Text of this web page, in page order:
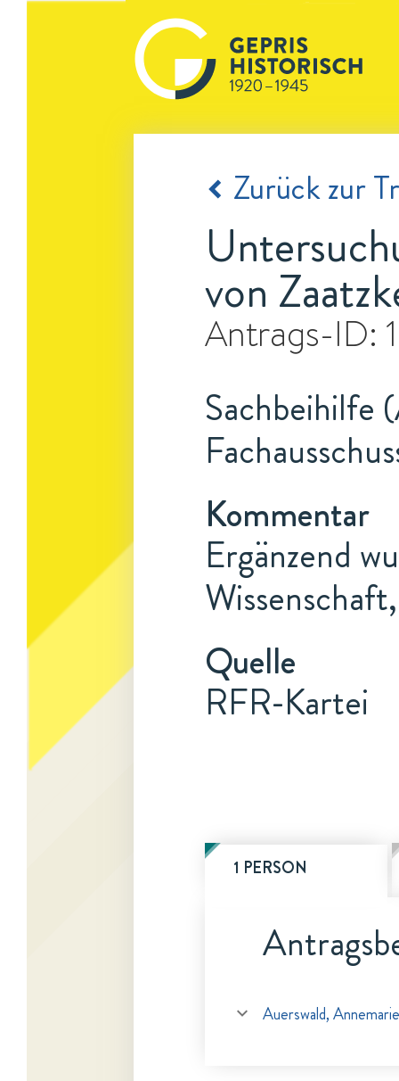
Zurück zur
von
Antrags-ID:
Sachbeihilfe
Kommentar
Ergänzend
Quelle
RFR-Kartei
1 PERSON
Auerswald,